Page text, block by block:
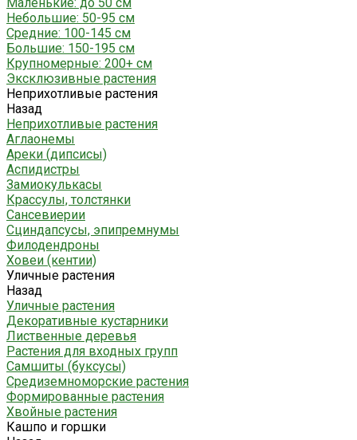
Небольшие: 50-95 см
Средние: 100-145 см
Большие: 150-195 см
Крупномерные: 200+ см
Эксклюзивные растения
Неприхотливые растения
Назад
Неприхотливые растения
Аглаонемы
Ареки (дипсисы)
Аспидистры
Замиокулькасы
Крассулы, толстянки
Сансевиерии
Сциндапсусы, эпипремнумы
Филодендроны
Ховеи (кентии)
Уличные растения
Назад
Уличные растения
Декоративные кустарники
Лиственные деревья
Растения для входных групп
Самшиты (буксусы)
Средиземноморские растения
Формированные растения
Хвойные растения
Кашпо и горшки